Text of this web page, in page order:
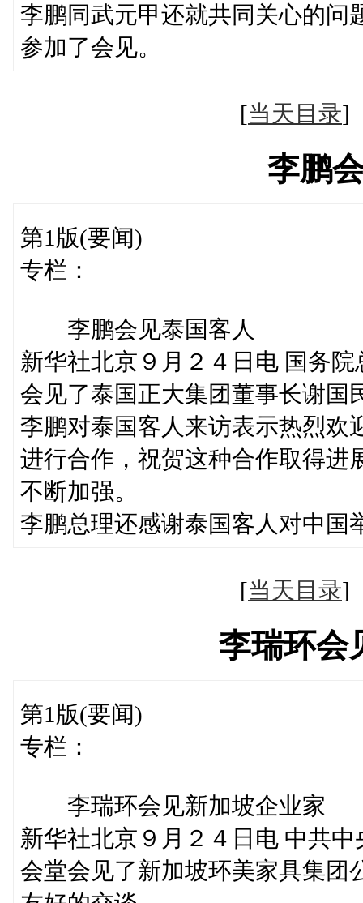
李鹏同武元甲还就共同关心的问
参加了会见。
[当天目录
李鹏
第1版(要闻)
专栏：
李鹏会见泰国客人
新华社北京９月２４日电 国务
会见了泰国正大集团董事长谢国
李鹏对泰国客人来访表示热烈欢
进行合作，祝贺这种合作取得进
不断加强。
李鹏总理还感谢泰国客人对中国
[当天目录
李瑞环会
第1版(要闻)
专栏：
李瑞环会见新加坡企业家
新华社北京９月２４日电 中共
会堂会见了新加坡环美家具集团